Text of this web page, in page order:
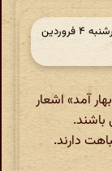
در ‫۵ سال و ۴ ماه قبل، چهارشنبه ۴ فروردین
آمد» اشعار
دارند.